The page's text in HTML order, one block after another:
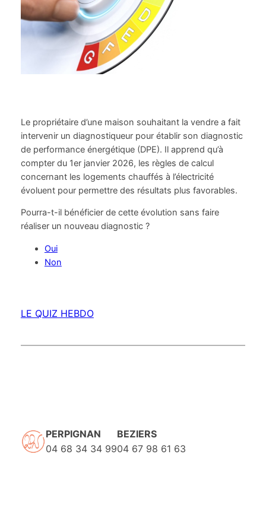
Le propriétaire d’une maison souhaitant la vendre a fait
intervenir un diagnostiqueur pour établir son diagnostic
de performance énergétique (DPE). Il apprend qu’à
compter du 1er janvier 2026, les règles de calcul
concernant les logements chauffés à l’électricité
évoluent pour permettre des résultats plus favorables.
Pourra-t-il bénéficier de cette évolution sans faire
réaliser un nouveau diagnostic ?
Oui
Non
LE QUIZ HEBDO
PERPIGNAN
04 68 34 34 99
BEZIERS
04 67 98 61 63